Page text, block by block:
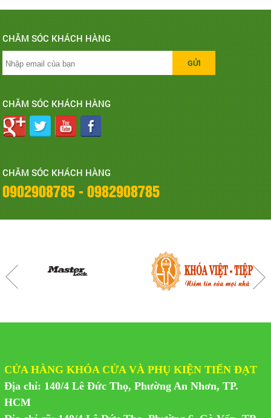
CHĂM SÓC KHÁCH HÀNG
CHĂM SÓC KHÁCH HÀNG
CHĂM SÓC KHÁCH HÀNG
0902908785 - 0982908785
CỬA HÀNG KHÓA CỬA VÀ PHỤ KIỆN TIẾN ĐẠT
Địa chỉ: 140/4 Lê Đức Thọ, Phường An Nhơn, TP.
HCM